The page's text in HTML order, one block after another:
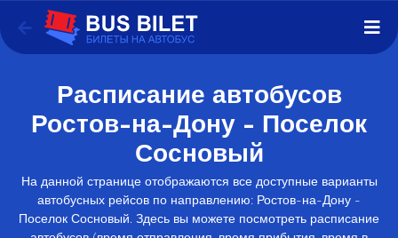
Расписание автобусов
Ростов-на-Дону - Поселок
Сосновый
На данной странице отображаются все доступные варианты
автобусных рейсов по направлению: Ростов-на-Дону -
Поселок Сосновый. Здесь вы можете посмотреть расписание